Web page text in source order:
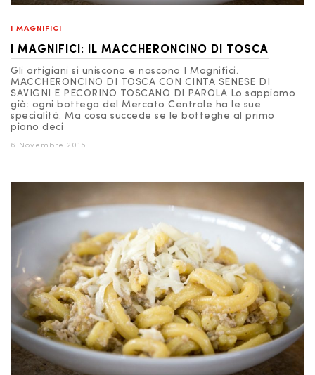
I MAGNIFICI
I MAGNIFICI: IL MACCHERONCINO DI TOSCA
Gli artigiani si uniscono e nascono I Magnifici.
MACCHERONCINO DI TOSCA CON CINTA SENESE DI
SAVIGNI E PECORINO TOSCANO DI PAROLA Lo sappiamo
già: ogni bottega del Mercato Centrale ha le sue
specialità. Ma cosa succede se le botteghe al primo
piano deci
6 Novembre 2015